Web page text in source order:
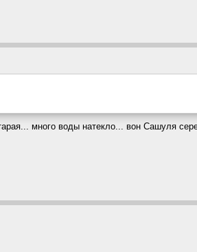
много воды натекло... вон Сашуля